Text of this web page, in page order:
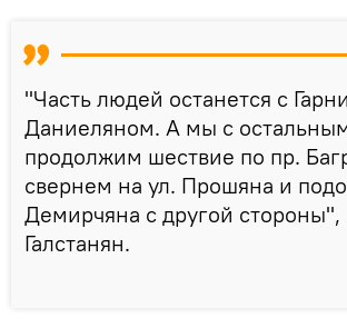
"Часть людей останется с
Даниеляном. А мы с
продолжим шествие по пр.
свернем на ул. Прошяна и
Демирчяна с другой стороны",
Галстанян.